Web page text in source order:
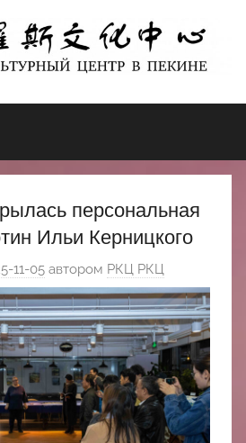
персональная
Ильи Керницкого
11-05 автором РКЦ РКЦ